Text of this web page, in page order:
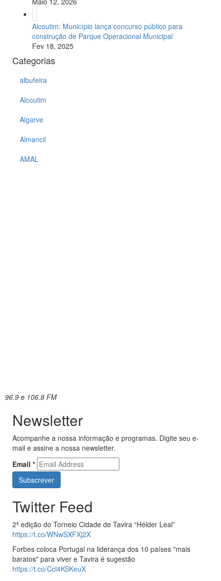
Alcoutim: Município lança concurso público para
construção de Parque Operacional Municipal
Fev 18, 2025
Categorias
albufeira
Alcoutim
Algarve
Almancil
AMAL
96.9 e 106.8 FM
Newsletter
Acompanhe a nossa informação e programas. Digite seu e-
mail e assine a nossa newsletter.
Email *
Twitter Feed
2ª edição do Torneio Cidade de Tavira “Hélder Leal”
https://t.co/WNwSXFXj2X
Forbes coloca Portugal na liderança dos 10 países "mais
baratos" para viver e Tavira é sugestão
https://t.co/Ccl4KSKeuX